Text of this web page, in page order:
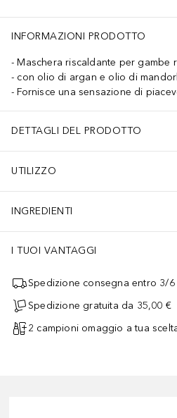
INFORMAZIONI PRODOTTO
Maschera riscaldante per gambe
con olio di argan e olio di
Fornisce una sensazione di
DETTAGLI DEL PRODOTTO
UTILIZZO
INGREDIENTI
I TUOI VANTAGGI
Spedizione consegna entro 3/
Spedizione gratuita da 35,00 €
2 campioni omaggio a tua